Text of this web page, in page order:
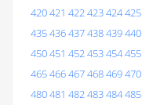
420421 422423424425
435436437438439440
450451 452453454455
465466467468469470
480481 482483484485